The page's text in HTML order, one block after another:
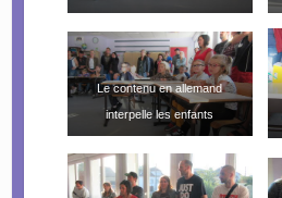
Le contenu en allemand
interpelle les enfants